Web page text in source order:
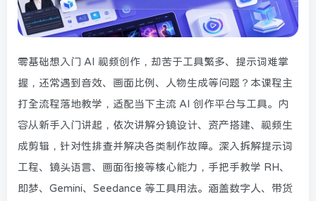
零基础想入门 AI 视频创作，却苦于工具繁多、提示词难掌
握，还常遇到音效、画面比例、人物生成等问题？本课程主
打全流程落地教学，适配当下主流 AI 创作平台与工具。内
容从新手入门讲起，依次讲解分镜设计、资产搭建、视频生
成剪辑，针对性排查并解决各类制作故障。深入拆解提示词
工程、镜头语言、画面衔接等核心能力，手把手教学 RH、
即梦、Gemini、Seedance 等工具用法。涵盖数字人、带货